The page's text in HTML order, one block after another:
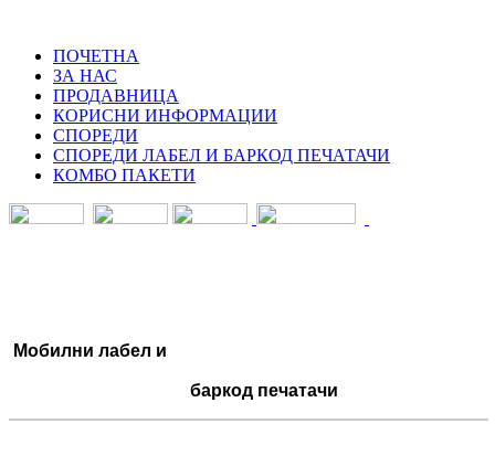
ПОЧЕТНА
ЗА НАС
ПРОДАВНИЦА
КОРИСНИ ИНФОРМАЦИИ
СПОРЕДИ
СПОРЕДИ ЛАБЕЛ И БАРКОД ПЕЧАТАЧИ
КОМБО ПАКЕТИ
Мобилни лабел и
баркод печатачи